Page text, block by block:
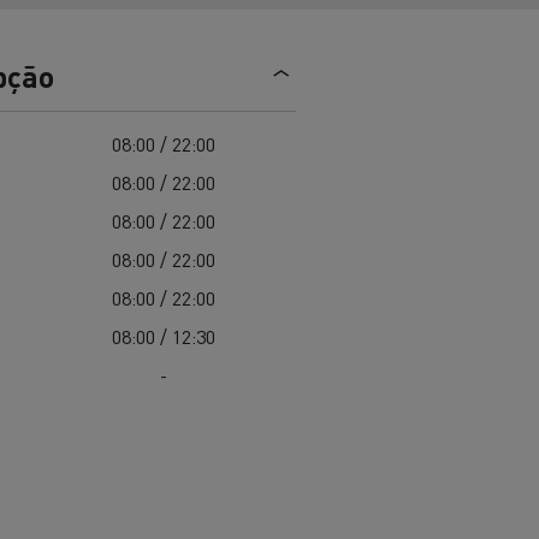
Smart Racer
os seus Camiões
08:00 / 22:00
08:00 / 22:00
08:00 / 22:00
08:00 / 22:00
08:00 / 22:00
08:00 / 12:30
-